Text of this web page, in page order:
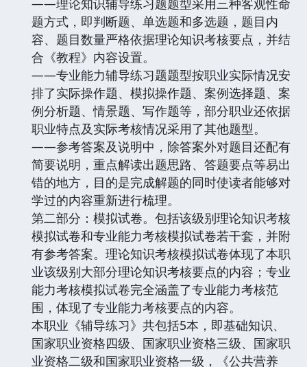
——理论知识辅导练习题题型采用三种客观性命
题方式，即判断题、单选题和多选题，题目内
容、题目数量严格依据理论知识考核要点，并结
合《教程》内容设置。
——专业能力辅导练习题题型按职业实际情况安
排了实际操作题、模拟操作题、案例选择题、案
例分析题、情景题、写作题等，部分职业还依据
职业特点及实际考核情况采用了其他题型。
——参考答案及说明中，除答案外对题目还配有
简要说明，重点解读出题思路、答题要点等易出
错的地方，目的是完成解题的同时使读者能够对
学过的内容重新进行梳理。
第二部分：模拟试卷。包括该级别理论知识考核
模拟试卷和专业能力考核模拟试卷若干套，并附
有参考答案。理论知识考核模拟试卷体现了本职
业该级别大部分理论知识考核要点的内容；专业
能力考核模拟试卷完全涵盖了专业能力考核范
围，体现了专业能力考核要点的内容。
本职业《辅导练习》共包括5本，即基础知识、
国家职业资格四级、国家职业资格三级、国家职
业资格二级和国家职业资格一级，《公共营养